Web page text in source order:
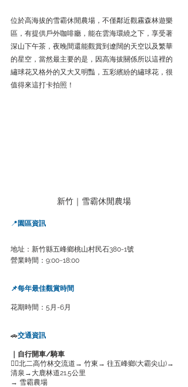
位於高海拔的雪霸休閒農場，不僅鄰近觀霧森林遊樂
區，有提供戶外咖啡廳，能在雲海環繞之下，享受著
深山下午茶，夜晚間還能觀賞到遼闊的天空以及繁華
的星空，當然最主要的是，因高海拔關係所以這裡的
繡球花又格外的又大又明豔，五彩繽紛的繡球花，很
值得來這打卡拍照！
新竹｜雪霸休閒農場
📍 園區資訊
地址：新竹縣五峰鄉桃山村民石380-1號
營業時間：9:00~18:00
📌每年最佳觀賞時間
花期時間：5月-6月
🚗交通資訊
｜自行開車/騎車
👉🏻北二高竹林交流道→ 竹東→ 往五峰鄉(大霸尖山)→
清泉→大鹿林道21.5公里
→ 雪霸農場